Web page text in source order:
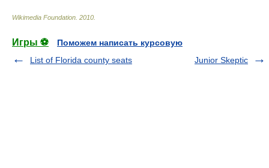
Wikimedia Foundation 2010
Игры ⚽
Поможем написать курсовую
List of Florida county seats
Junior Skeptic